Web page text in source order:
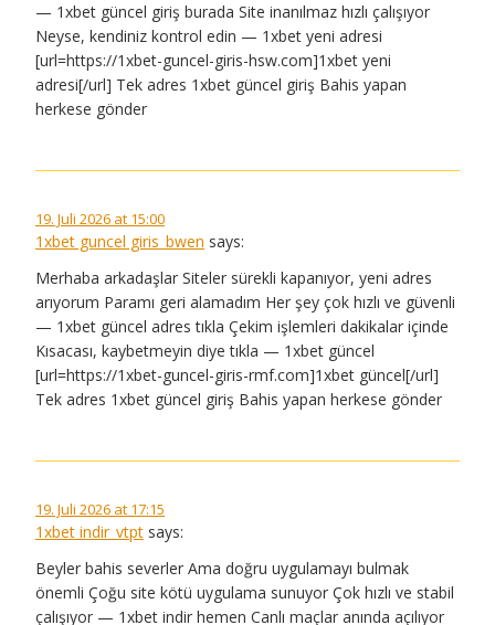
— 1xbet güncel giriş burada Site inanılmaz hızlı çalışıyor
Neyse, kendiniz kontrol edin — 1xbet yeni adresi
[url=https://1xbet-guncel-giris-hsw.com]1xbet yeni
adresi[/url] Tek adres 1xbet güncel giriş Bahis yapan
herkese gönder
19. Juli 2026 at 15:00
1xbet guncel giris_bwen says:
Merhaba arkadaşlar Siteler sürekli kapanıyor, yeni adres
arıyorum Paramı geri alamadım Her şey çok hızlı ve güvenli
— 1xbet güncel adres tıkla Çekim işlemleri dakikalar içinde
Kısacası, kaybetmeyin diye tıkla — 1xbet güncel
[url=https://1xbet-guncel-giris-rmf.com]1xbet güncel[/url]
Tek adres 1xbet güncel giriş Bahis yapan herkese gönder
19. Juli 2026 at 17:15
1xbet indir_vtpt says:
Beyler bahis severler Ama doğru uygulamayı bulmak
önemli Çoğu site kötü uygulama sunuyor Çok hızlı ve stabil
çalışıyor — 1xbet indir hemen Canlı maçlar anında açılıyor